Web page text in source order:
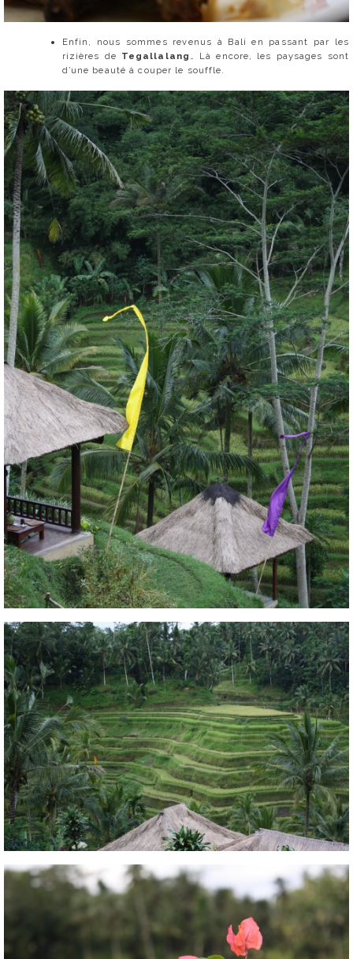
Enfin, nous sommes revenus à Bali en passant par les
rizières de Tegallalang … Là encore, les paysages sont
d’une beauté à couper le souffle.